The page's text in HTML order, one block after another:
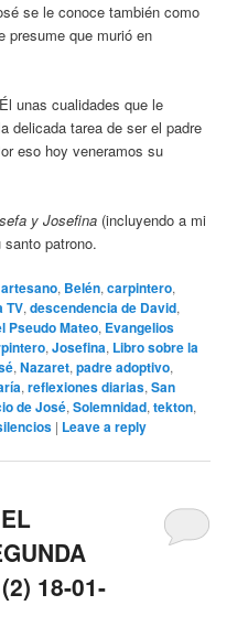
se le conoce también como
presume que murió en
unas cualidades que le
delicada tarea de ser el padre
eso hoy veneramos su
y Josefina (incluyendo a mi
patrono.
artesano, Belén,carpintero,
TV,descendencia de David,
Pseudo Mateo, Evangelios
,Josefina, Libro sobre la
,Nazaret,padre adoptivo,
,reflexiones diarias,San
de José,Solemnidad,tekton,
| Leave a reply
18-01-